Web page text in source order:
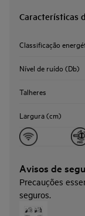
Características
Classificação
Nível de ruído (Db)
Talheres
Largura (cm)
Avisos de
Precauções
seguros.